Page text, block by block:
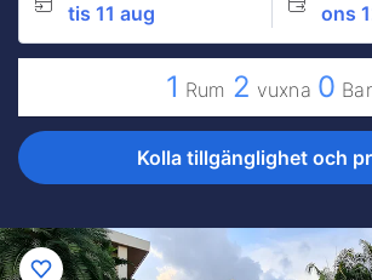
tis 11 aug ons
1 Rum 2 vuxna 0
Kolla tillgänglighet och